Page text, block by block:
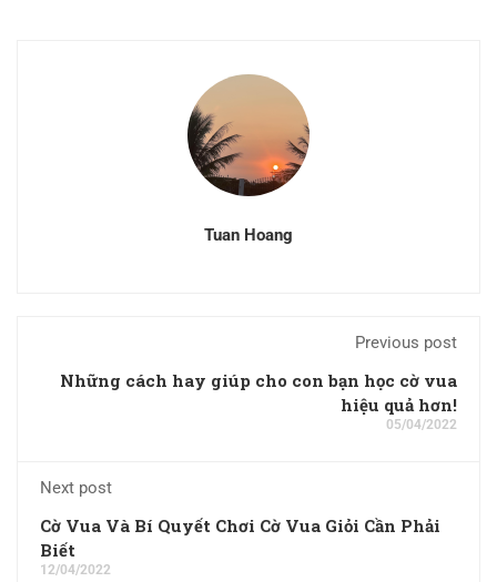
Tuan Hoang
Previous post
Những cách hay giúp cho con bạn học cờ vua
hiệu quả hơn!
05/04/2022
Next post
Cờ Vua Và Bí Quyết Chơi Cờ Vua Giỏi Cần Phải
Biết
12/04/2022